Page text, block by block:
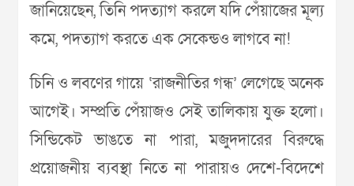
জানিয়েছেন, তিনি পদত্যাগ করলে যদি পেঁয়াজের মূল্য
কমে, পদত্যাগ করতে এক সেকেন্ডও লাগবে না!
চিনি ও লবণের গায়ে ‘রাজনীতির গন্ধ’ লেগেছে অনেক
আগেই। সম্প্রতি পেঁয়াজও সেই তালিকায় যুক্ত হলো।
সিন্ডিকেট ভাঙতে না পারা, মজুদদারের বিরুদ্ধে
প্রয়োজনীয় ব্যবস্থা নিতে না পারায়ও দেশে-বিদেশে